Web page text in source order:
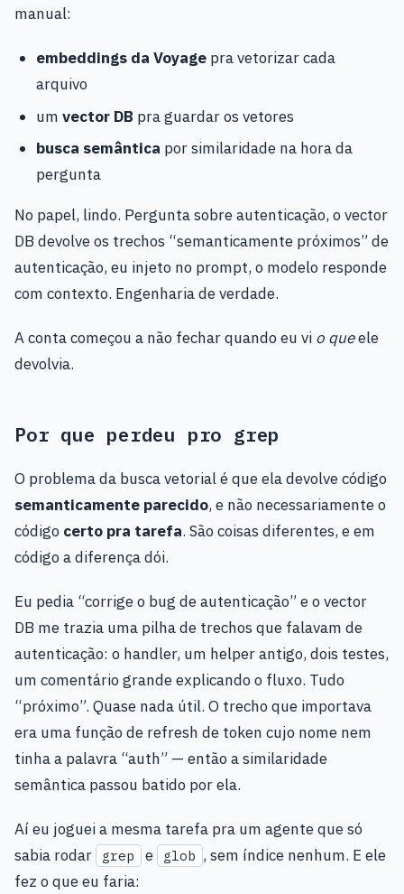
manual:
embeddings da Voyage pra vetorizar cada
arquivo
um vector DB pra guardar os vetores
busca semântica por similaridade na hora da
pergunta
No papel, lindo. Pergunta sobre autenticação, o vector
DB devolve os trechos “semanticamente próximos” de
autenticação, eu injeto no prompt, o modelo responde
com contexto. Engenharia de verdade.
A conta começou a não fechar quando eu vi o queele
devolvia.
Por que perdeu pro grep
O problema da busca vetorial é que ela devolve código
semanticamente parecido, e não necessariamente o
código certo pra tarefa. São coisas diferentes, e em
código a diferença dói.
Eu pedia “corrige o bug de autenticação” e o vector
DB me trazia uma pilha de trechos que falavam de
autenticação: o handler, um helper antigo, dois testes,
um comentário grande explicando o fluxo. Tudo
“próximo”. Quase nada útil. O trecho que importava
era uma função de refresh de token cujo nome nem
tinha a palavra “auth” — então a similaridade
semântica passou batido por ela.
Aí eu joguei a mesma tarefa pra um agente que só
sabia rodar
grep e glob , sem índice nenhum. E ele
fez o que eu faria: